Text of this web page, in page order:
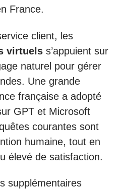
France.
client, les
virtuels s’appuient sur
naturel pour gérer
Une grande
française a adopté
GPT et Microsoft
courantes sont
humaine, tout en
élevé de satisfaction.
supplémentaires